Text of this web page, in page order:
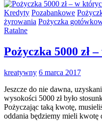
Kredyty Pozabankowe
żyrowania Pożyczka
Ratalne
Pożyczka 5000 zł
kreatywny 6 marca 2017
Jeszcze do nie dawna,
wysokości 5000 zł było
Pożyczając taką kwotę,
oddania będziemy mieli